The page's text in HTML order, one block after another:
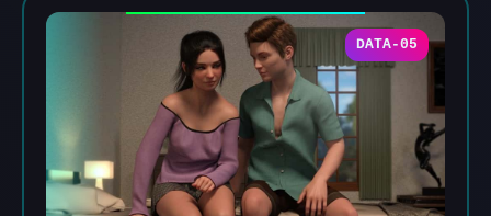
DATA-05